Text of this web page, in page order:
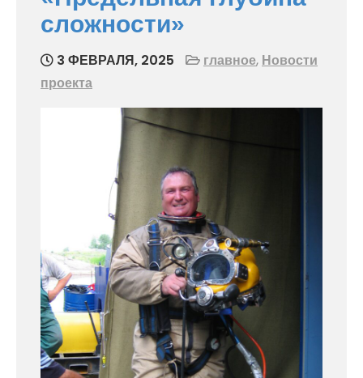
сложности»
3 ФЕВРАЛЯ, 2025 главное, Новости
проекта